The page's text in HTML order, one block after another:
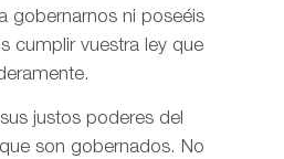
gobernarnos ni poseéis
cumplir vuestra ley que
justos poderes del
son gobernados. No